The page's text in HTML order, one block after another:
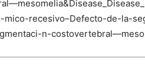
mico-recesivo–Defecto-de-la-
n-